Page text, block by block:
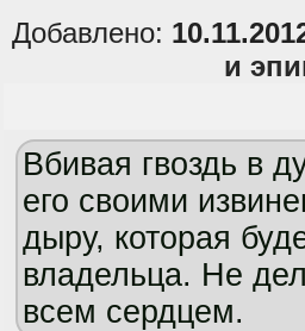
Добавлено:
и
Вбивая гвоздь в
его своими
дыру, которая
владельца. Не
всем сердцем.